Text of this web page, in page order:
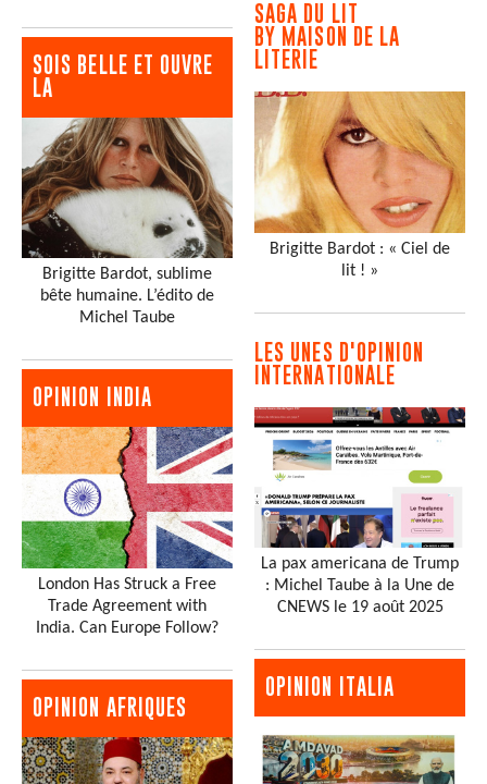
SOIS BELLE ET OUVRE
LA
Brigitte Bardot, sublime
bête humaine. L’édito de
Michel Taube
OPINION INDIA
London Has Struck a Free
Trade Agreement with
India. Can Europe Follow?
OPINION AFRIQUES
SAGA DU LIT
BY MAISON DE LA
LITERIE
Brigitte Bardot : « Ciel de
lit ! »
LES UNES D'OPINION
INTERNATIONALE
La pax americana de Trump
: Michel Taube à la Une de
CNEWS le 19 août 2025
OPINION ITALIA